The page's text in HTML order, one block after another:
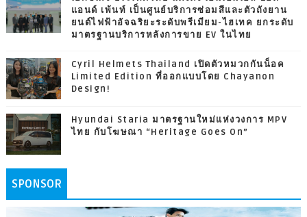
แอนด์ เพ้นท์ เป็นศูนย์บริการซ่อมสีและตัวถังยาน
ยนต์ไฟฟ้าอัจฉริยะระดับพรีเมียม-ไฮเทค ยกระดับ
มาตรฐานบริการหลังการขาย EV ในไทย
Cyril Helmets Thailand เปิดตัวหมวกกันน็อค
Limited Edition ที่ออกแบบโดย Chayanon
Design!
Hyundai Staria มาตรฐานใหม่แห่งวงการ MPV
ไทย กับโฆษณา “Heritage Goes On”
SPONSOR